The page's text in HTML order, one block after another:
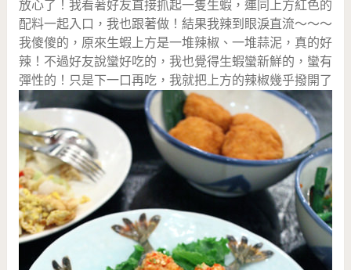
放心了！我看著好友直接抓起一隻生蝦，連同上方紅色的
配料一起入口，我也跟著做！結果我辣到眼淚直流～～～
我傻傻的，原來生蝦上方是一堆辣椒、一堆蒜泥，真的好
辣！不過好友說蠻好吃的，我也覺得生蝦蠻新鮮的，蠻有
彈性的！只是下一口再吃，我就把上方的辣椒幾乎撥開了